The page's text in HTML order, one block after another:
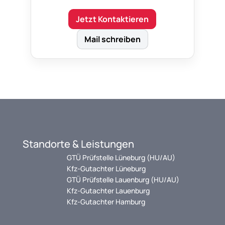
Jetzt Kontaktieren
Mail schreiben
Standorte & Leistungen
GTÜ Prüfstelle Lüneburg (HU/AU)
Kfz-Gutachter Lüneburg
GTÜ Prüfstelle Lauenburg (HU/AU)
Kfz-Gutachter Lauenburg
Kfz-Gutachter Hamburg